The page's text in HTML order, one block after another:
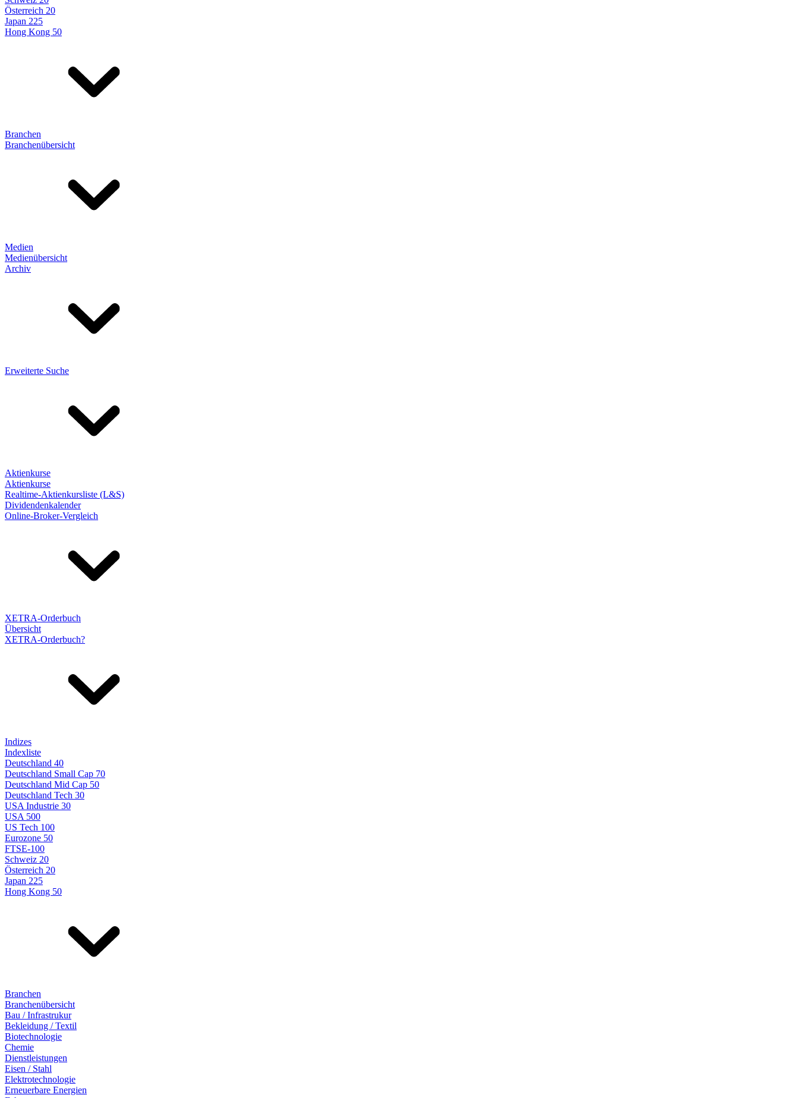
Österreich 20
Japan 225
Hong Kong 50
Branchen
Branchenübersicht
Medien
Medienübersicht
Archiv
Erweiterte Suche
Aktienkurse
Aktienkurse
Realtime-Aktienkursliste (L&S)
Dividendenkalender
Online-Broker-Vergleich
XETRA-Orderbuch
Übersicht
XETRA-Orderbuch?
Indizes
Indexliste
Deutschland 40
Deutschland Small Cap 70
Deutschland Mid Cap 50
Deutschland Tech 30
USA Industrie 30
USA 500
US Tech 100
Eurozone 50
FTSE-100
Schweiz 20
Österreich 20
Japan 225
Hong Kong 50
Branchen
Branchenübersicht
Bau / Infrastrukur
Bekleidung / Textil
Biotechnologie
Chemie
Dienstleistungen
Eisen / Stahl
Elektrotechnologie
Erneuerbare Energien